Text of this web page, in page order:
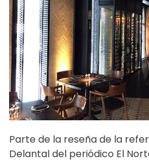
Parte de la reseña de la
Delantal del periódico El